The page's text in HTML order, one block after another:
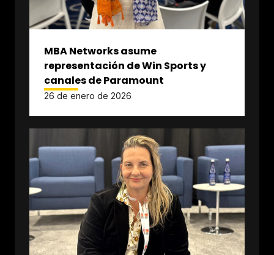
MBA Networks asume
representación de Win Sports y
canales de Paramount
26 de enero de 2026